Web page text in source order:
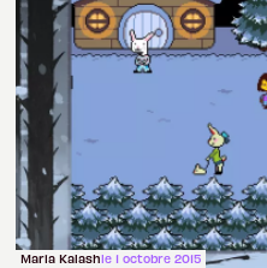
Maria Kalashle 1 octobre 2015